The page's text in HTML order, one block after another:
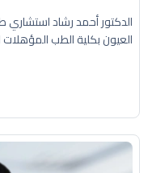
الدكتور أحمد رشاد
العيون بكلية الطب